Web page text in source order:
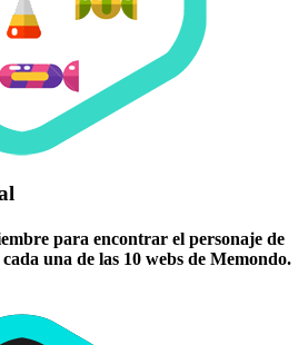
para encontrar el personaje de
una de las 10 webs de Memondo.